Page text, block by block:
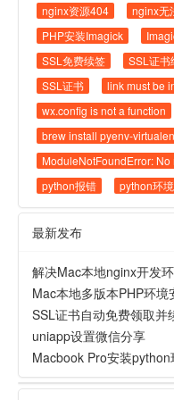
nginx资源404 nginx无
PHP安装Imagick
SSL免费续签
SSL证书
SSL证书
link must be
wx.config is not a function
brew install pyenv-
ModuleNotFoundError:
python报错
python环境
最新发布
解决Mac本地nginx开发
Mac本地多版本PHP环境
SSL证书自动免费领取并
uniapp设置微信分享
Macbook Pro安装python